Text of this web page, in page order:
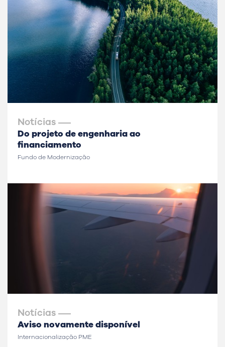
Notícias
Do projeto de engenharia ao
financiamento
Fundo de Modernização
Notícias
Aviso novamente disponível
Internacionalização PME